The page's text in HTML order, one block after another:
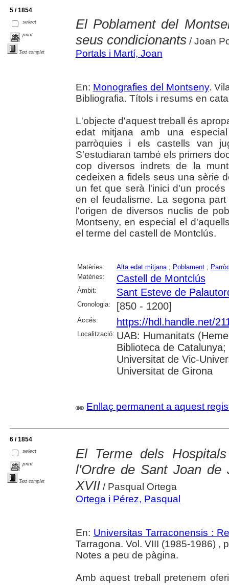
5 / 1854
select
print
Text complet
El Poblament del
seus condicionants/ Joan
Portals i Martí, Joan
En: Monografies del Montseny.
Bibliografia. Títols i resums en
L'objecte d'aquest treball és
edat mitjana amb una
parròquies i els castells van
S'estudiaran també els primers
cop diversos indrets de la
cedeixen a fidels seus una sèrie
un fet que serà l'inici d'un
en el feudalisme. La segona
l'origen de diversos nuclis de
Montseny, en especial el
el terme del castell de Montclús.
Matèries: Alta edat mitjana; Poblament;
Matèries:
Castell de Montclús
Àmbit: Sant Esteve de
Cronologia: [850 - 1200]
Accés: https://hdl.handle.net/
Localització: UAB: Humanitats
Biblioteca de
Universitat de Vic-
Universitat de Girona
Enllaç permanent a aquest
6 / 1854
select
print
Text complet
El Terme dels
l'Ordre de Sant Joan de
XVII/ Pasqual Ortega
Ortega i Pérez, Pasqual
En: Universitas Tarraconensis :
Tarragona. Vol. VIII (1985-1986) ,
Notes a peu de pàgina.
Amb aquest treball pretenem